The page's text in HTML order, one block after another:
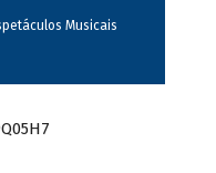
Musicais